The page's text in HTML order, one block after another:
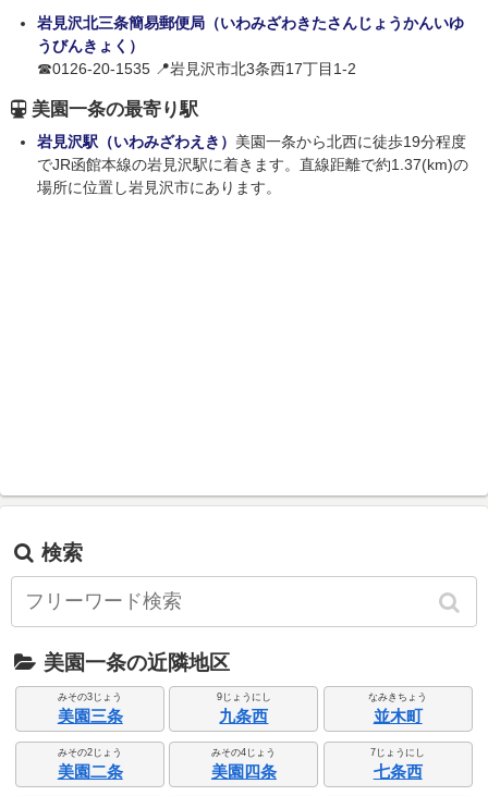
岩見沢北三条簡易郵便局（いわみざわきたさんじょうかんいゆ
うびんきょく）
☎0126-20-1535 📍岩見沢市北3条西17丁目1-2
美園一条の最寄り駅
岩見沢駅（いわみざわえき） 美園一条から北西に徒歩19分程度
でJR函館本線の岩見沢駅に着きます。直線距離で約1.37(km)の
場所に位置し岩見沢市にあります。
検索
美園一条の近隣地区
みその3じょう
美園三条
9じょうにし
九条西
なみきちょう
並木町
みその2じょう
美園二条
みその4じょう
美園四条
7じょうにし
七条西